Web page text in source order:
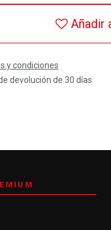
Añadir
y condiciones
devolución de 30 días